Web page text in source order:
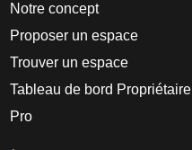
Notre concept
Proposer un espace
Trouver un espace
Tableau de bord Propriétaire
Pro